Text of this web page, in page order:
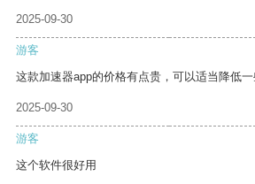
2025-09-30
游客
这款加速器app的价格有点贵，可以适当降低一
2025-09-30
游客
这个软件很好用